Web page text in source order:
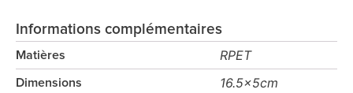
Informations complémentaires
Matières RPET
Dimensions 16.5x5cm